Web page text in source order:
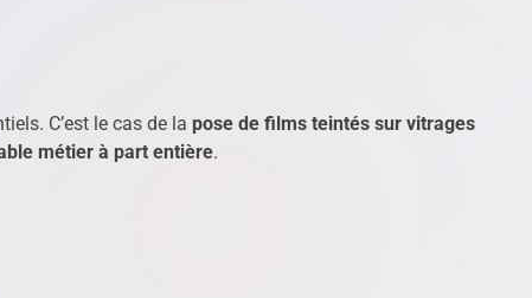
C’est le cas de la pose de films teintés sur vitrages
métier à part entière.